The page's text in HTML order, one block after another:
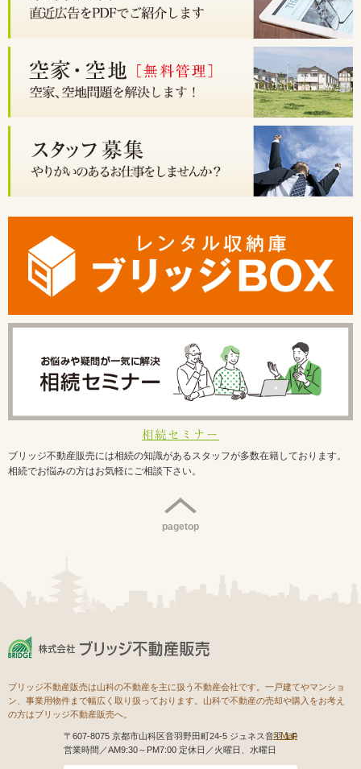
相続セミナー
ブリッジ不動産販売には相続の知識があるスタッフが多数在籍しております。
相続でお悩みの方はお気軽にご相談下さい。
pagetop
ブリッジ不動産販売は山科の不動産を主に扱う不動産会社です。一戸建てやマンショ
ン、事業用物件まで幅広く取り扱っております。山科で不動産の売却や購入をお考え
の方はブリッジ不動産販売へ。
Map
〒607-8075 京都市山科区音羽野田町24-5 ジュネス音羽１F
営業時間／AM9:30～PM7:00 定休日／火曜日、水曜日